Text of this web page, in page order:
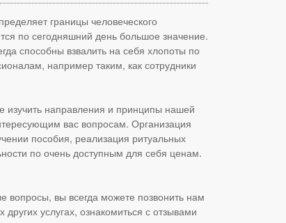
границы человеческого
по сегодняшний день большое значение.
способны взвалить на себя хлопоты по
например таким, как сотрудники
изучить направления и принципы нашей
вас вопросам. Организация
пособия, реализация ритуальных
по очень доступным для себя ценам.
вопросы, вы всегда можете позвонить нам
услугах, ознакомиться с отзывами